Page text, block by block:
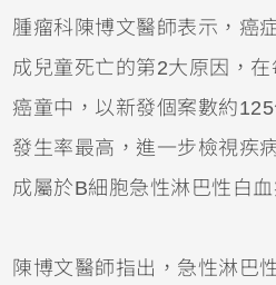
腫瘤科陳博文醫師表示，癌
成兒童死亡的第2大原因，
癌童中，以新發個案數約
發生率最高，進一步檢視疾
成屬於B細胞急性淋巴性白血
陳博文醫師指出，急性淋巴